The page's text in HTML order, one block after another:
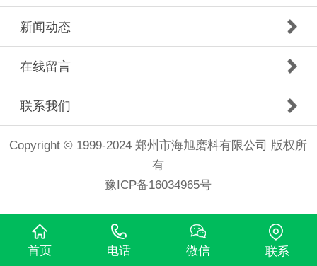
新闻动态
在线留言
联系我们
Copyright © 1999-2024 郑州市海旭磨料有限公司 版权所
有
豫ICP备16034965号
首页 电话 微信 联系